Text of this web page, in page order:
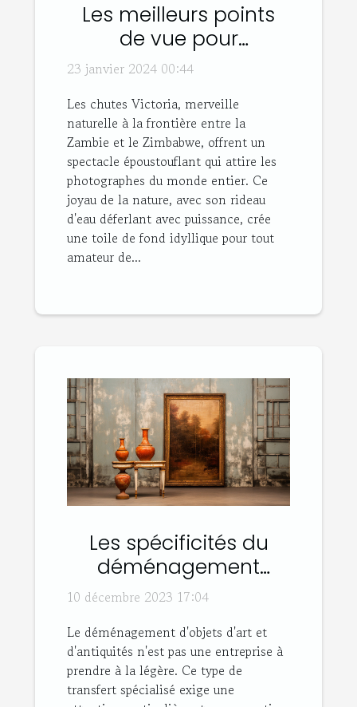
Les meilleurs points
de vue pour
photographier les
23 janvier 2024 00:44
Les chutes Victoria, merveille
naturelle à la frontière entre la
Zambie et le Zimbabwe, offrent un
spectacle époustouflant qui attire les
photographes du monde entier. Ce
joyau de la nature, avec son rideau
d'eau déferlant avec puissance, crée
une toile de fond idyllique pour tout
amateur de...
Les spécificités du
déménagement
d'objets d'art et
10 décembre 2023 17:04
Le déménagement d'objets d'art et
d'antiquités n'est pas une entreprise à
prendre à la légère. Ce type de
transfert spécialisé exige une